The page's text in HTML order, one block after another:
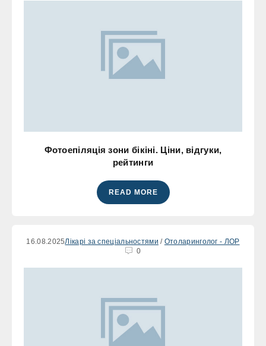
Фотоепіляція зони бікіні. Ціни, відгуки,
рейтинги
READ MORE
16.08.2025Лікарі за спеціальностями / Отоларинголог - ЛОР
0